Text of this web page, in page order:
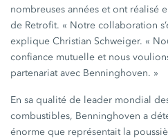
nombreuses années et ont réalisé
de Retrofit. « Notre collaboration
expliqueChristian Schweiger. «
confiance mutuelle et nous
partenariat avec Benninghoven. »
En sa qualité de leader mondial
combustibles, Benninghoven a
énorme que représentait la